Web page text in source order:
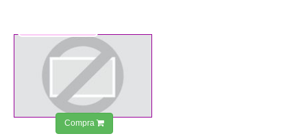
Compra